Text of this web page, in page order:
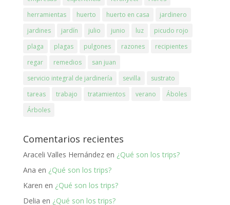
herramientas
huerto huerto en casa
jardinero
jardines
jardín julio junio luz
picudo rojo
plaga
plagas pulgones razones
recipientes
regar
remedios
san juan
servicio integral de jardinería
sevilla
sustrato
tareas
trabajo tratamientos verano
Áboles
Árboles
Comentarios recientes
Araceli Valles Hernándezen ¿Qué son los trips?
Ana en ¿Qué son los trips?
Karen en ¿Qué son los trips?
Delia en ¿Qué son los trips?